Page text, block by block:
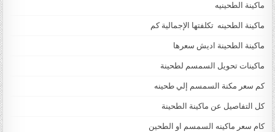
ماكينة الطحينيه
ماكينة الطحينه تكلفتها الإجمالية كم
ماكينة الطحينة اديش سعرها
ماكينات تحويل السمسم لطحينة
كم سعر مكنة السمسم إلي طحينه
كل التفاصيل عن ماكينة الطحينة
كام سعر ماكينه السمسم او الطحين